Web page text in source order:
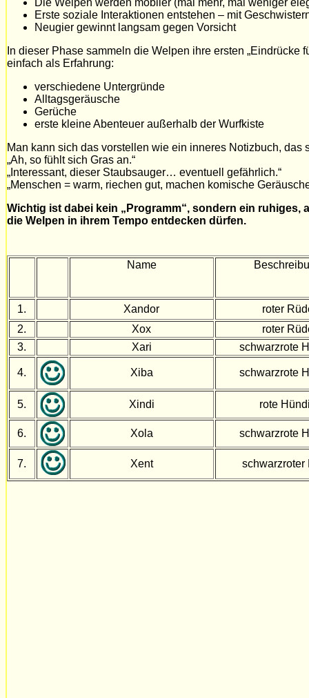
Die Welpen werden mobiler (mal mehr, mal weniger
Erste soziale Interaktionen entstehen – mit
Neugier gewinnt langsam gegen Vorsicht
In dieser Phase sammeln die Welpen ihre ersten „Eindrücke
einfach als Erfahrung:
verschiedene Untergründe
Alltagsgeräusche
Gerüche
erste kleine Abenteuer außerhalb der Wurfkiste
Man kann sich das vorstellen wie ein inneres Notizbuch, das
„Ah, so fühlt sich Gras an.“
„Interessant, dieser Staubsauger… eventuell gefährlich.“
„Menschen = warm, riechen gut, machen komische
Wichtig ist dabei kein „Programm“, sondern ein ruhiges,
die Welpen in ihrem Tempo entdecken dürfen.
Name
1. Xandor
roter
2.
Xox
roter
3.
Xari schwarzrote
4. Xiba schwarzrote
5. Xindi rote
6. Xola schwarzrote
7. Xent schwarzroter